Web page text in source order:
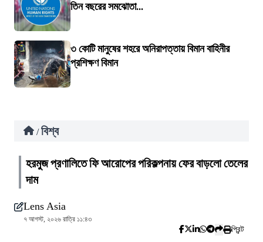
তিন বছরের সমঝোতা...
৩ কোটি মানুষের শহরে অনিরাপত্তায় বিমান বাহিনীর
প্রশিক্ষণ বিমান
/ বিশ্ব
হরমুজ প্রণালিতে ফি আরোপের পরিকল্পনায় ফের বাড়লো তেলের
দাম
Lens Asia
৭ আগস্ট, ২০২৬ রাত্রি ১১:৪৩
প্রিন্ট